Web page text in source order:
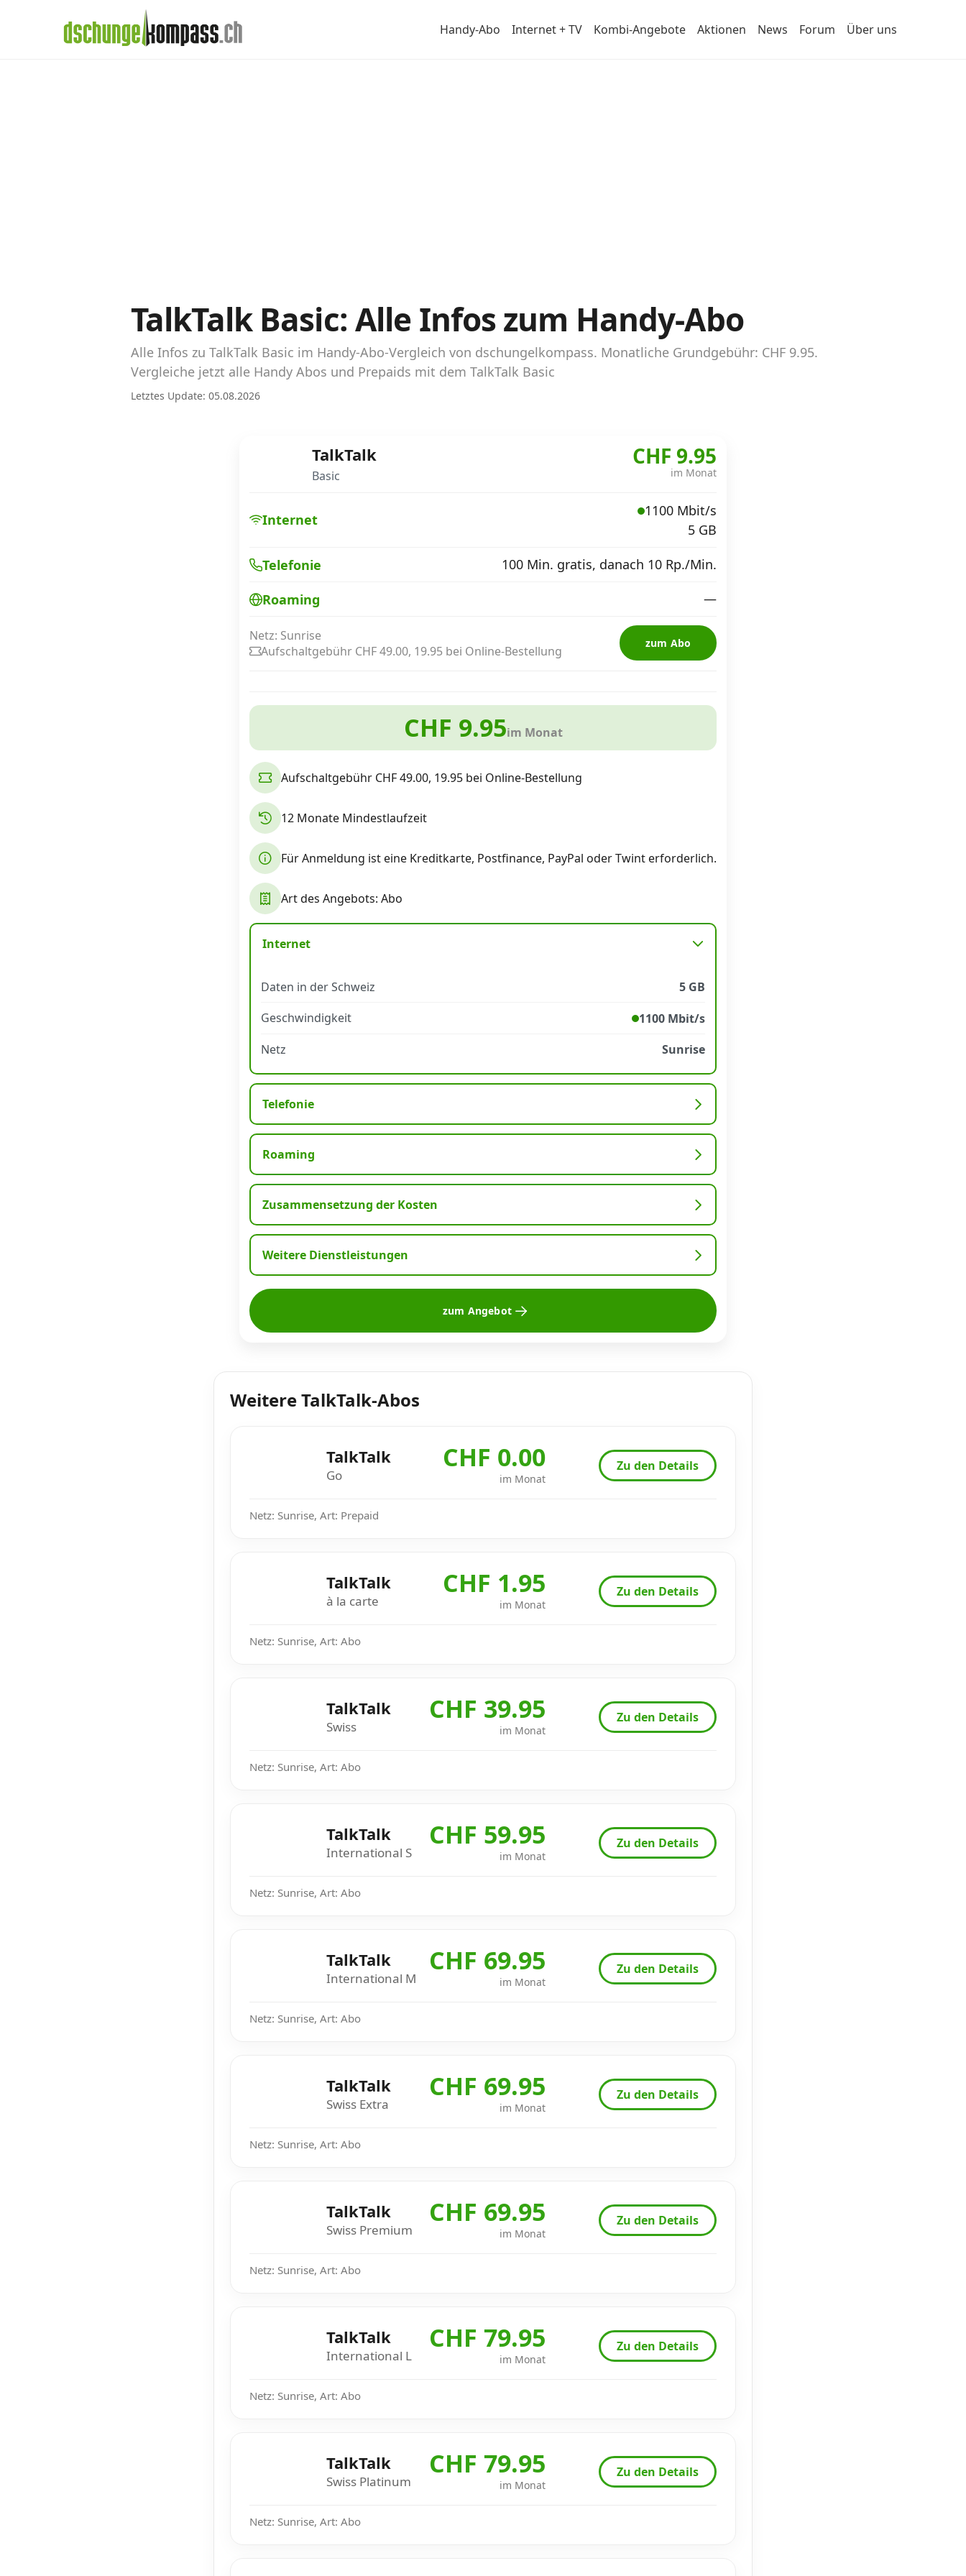
Handy-Abo Internet + TV Kombi-Angebote Aktionen News Forum Über uns
Daten-Abos vergleichen
Abos für Tablets, Hotspots und Smart
Tarifrechner Handy-Abo
Der gute alte Tarifrechner im neuen Design
Handy-Abo kündigen oder wechseln
TalkTalk Basic: Alle Infos zum Handy-Abo
Alle Infos zu TalkTalk Basic im Handy-Abo-Vergleich von dschungelkompass. Monatliche Grundgebühr: CHF 9.95.
Vergleiche jetzt alle Handy Abos und Prepaids mit dem TalkTalk Basic
Letztes Update: 05.08.2026
TalkTalk
Basic
CHF 9.95
im Monat
Internet
1100 Mbit/s
5 GB
Telefonie 100 Min. gratis, danach 10 Rp./Min.
Roaming —
Netz: Sunrise
Aufschaltgebühr CHF 49.00, 19.95 bei Online-Bestellung
zum Abo
CHF 9.95im Monat
Aufschaltgebühr CHF 49.00, 19.95 bei Online-Bestellung
12 Monate Mindestlaufzeit
Für Anmeldung ist eine Kreditkarte, Postfinance, PayPal oder Twint erforderlich.
Art des Angebots: Abo
Internet
Daten in der Schweiz
5 GB
Geschwindigkeit
1100 Mbit/s
Netz
Sunrise
Telefonie
Roaming
Zusammensetzung der Kosten
Weitere Dienstleistungen
zum Angebot
Weitere TalkTalk-Abos
TalkTalk
Go
CHF 0.00
im Monat
Zu den Details
Netz: Sunrise, Art: Prepaid
TalkTalk
à la carte
CHF 1.95
im Monat
Zu den Details
Netz: Sunrise, Art: Abo
TalkTalk
Swiss
CHF 39.95
im Monat
Zu den Details
Netz: Sunrise, Art: Abo
TalkTalk
International S
CHF 59.95
im Monat
Zu den Details
Netz: Sunrise, Art: Abo
TalkTalk
International M
CHF 69.95
im Monat
Zu den Details
Netz: Sunrise, Art: Abo
TalkTalk
Swiss Extra
CHF 69.95
im Monat
Zu den Details
Netz: Sunrise, Art: Abo
TalkTalk
Swiss Premium
CHF 69.95
im Monat
Zu den Details
Netz: Sunrise, Art: Abo
TalkTalk
International L
CHF 79.95
im Monat
Zu den Details
Netz: Sunrise, Art: Abo
TalkTalk
Swiss Platinum
CHF 79.95
im Monat
Zu den Details
Netz: Sunrise, Art: Abo